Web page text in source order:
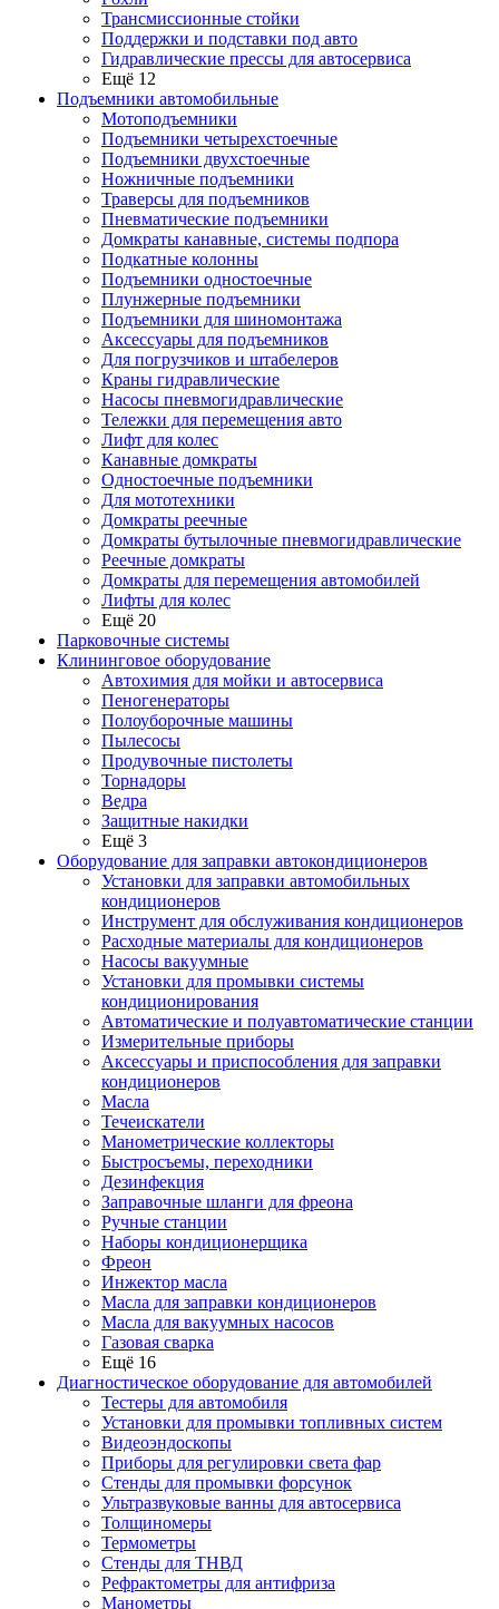
Трансмиссионные стойки
Поддержки и подставки под авто
Гидравлические прессы для автосервиса
Ещё 12
Подъемники автомобильные
Мотоподъемники
Подъемники четырехстоечные
Подъемники двухстоечные
Ножничные подъемники
Траверсы для подъемников
Пневматические подъемники
Домкраты канавные, системы подпора
Подкатные колонны
Подъемники одностоечные
Плунжерные подъемники
Подъемники для шиномонтажа
Аксессуары для подъемников
Для погрузчиков и штабелеров
Краны гидравлические
Насосы пневмогидравлические
Тележки для перемещения авто
Лифт для колес
Канавные домкраты
Одностоечные подъемники
Для мототехники
Домкраты реечные
Домкраты бутылочные пневмогидравлические
Реечные домкраты
Домкраты для перемещения автомобилей
Лифты для колес
Ещё 20
Парковочные системы
Клининговое оборудование
Автохимия для мойки и автосервиса
Пеногенераторы
Полоуборочные машины
Пылесосы
Продувочные пистолеты
Торнадоры
Ведра
Защитные накидки
Ещё 3
Оборудование для заправки автокондиционеров
Установки для заправки автомобильных
кондиционеров
Инструмент для обслуживания кондиционеров
Расходные материалы для кондиционеров
Насосы вакуумные
Установки для промывки системы
кондиционирования
Автоматические и полуавтоматические станции
Измерительные приборы
Аксессуары и приспособления для заправки
кондиционеров
Масла
Течеискатели
Манометрические коллекторы
Быстросъемы, переходники
Дезинфекция
Заправочные шланги для фреона
Ручные станции
Наборы кондиционерщика
Фреон
Инжектор масла
Масла для заправки кондиционеров
Масла для вакуумных насосов
Газовая сварка
Ещё 16
Диагностическое оборудование для автомобилей
Тестеры для автомобиля
Установки для промывки топливных систем
Видеоэндоскопы
Приборы для регулировки света фар
Стенды для промывки форсунок
Ультразвуковые ванны для автосервиса
Толщиномеры
Термометры
Стенды для ТНВД
Рефрактометры для антифриза
Манометры